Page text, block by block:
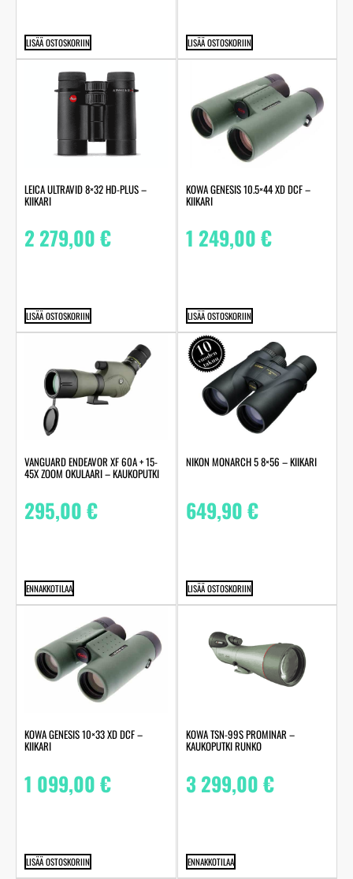
LISÄÄ OSTOSKORIIN LISÄÄ OSTOSKORIIN
LEICA ULTRAVID 8×32 HD-PLUS –
KIIKARI
2 279,00€
LISÄÄ OSTOSKORIIN
KOWA GENESIS 10.5×44 XD DCF –
KIIKARI
1 249,00€
LISÄÄ OSTOSKORIIN
VANGUARD ENDEAVOR XF 60A + 15-
45X ZOOM OKULAARI – KAUKOPUTKI
295,00€
ENNAKKOTILAA
NIKON MONARCH 5 8×56 – KIIKARI
649,90€
LISÄÄ OSTOSKORIIN
KOWA GENESIS 10×33 XD DCF –
KIIKARI
1 099,00€
LISÄÄ OSTOSKORIIN
KOWA TSN-99S PROMINAR –
KAUKOPUTKI RUNKO
3 299,00€
ENNAKKOTILAA